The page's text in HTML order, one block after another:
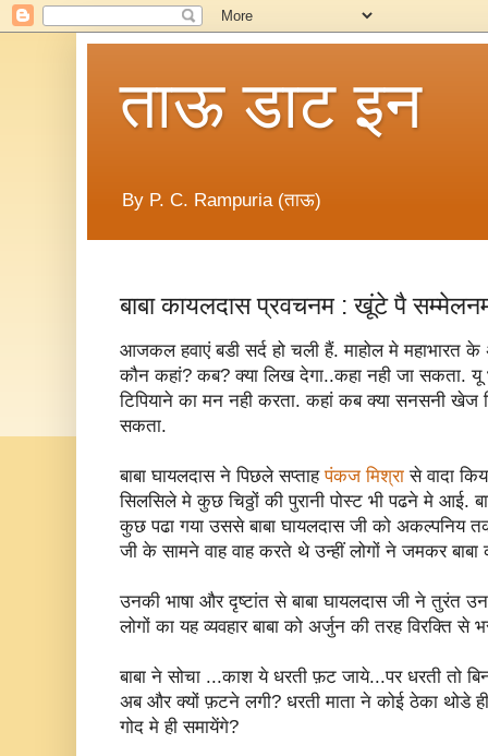
ताऊ डाट इन
By P. C. Rampuria (ताऊ)
बाबा कायलदास प्रवचनम : खूंटे पै
आजकल हवाएं बडी सर्द हो चली हैं. माहोल मे महाभारत
कौन कहां? कब? क्या लिख देगा..कहा नही जा सकता.
टिपियाने का मन नही करता. कहां कब क्या सनसनी खेज
सकता.
बाबा घायलदास ने पिछले सप्ताहपंकज मिश्रा से वादा
सिलसिले मे कुछ चिठ्ठों की पुरानी पोस्ट भी पढने मे आई.
कुछ पढा गया उससे बाबा घायलदास जी को अकल्पनिय
जी के सामने वाह वाह करते थे उन्हीं लोगों ने जमकर
उनकी भाषा और दृष्टांत से बाबा घायलदास जी ने तुरंत
लोगों का यह व्यवहार बाबा को अर्जुन की तरह विरक्ति से
बाबा ने सोचा ...काश ये धरती फ़ट जाये...पर धरती तो
अब और क्यों फ़टने लगी? धरती माता ने कोई ठेका थोडे
गोद मे ही समायेंगे?